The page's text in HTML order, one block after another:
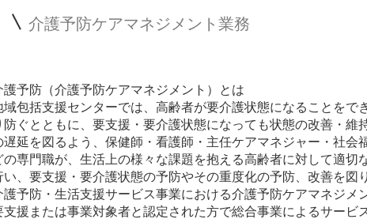
介護予防ケアマネジメント業務
護予防（介護予防ケアマネジメント）とは
域包括支援センターでは、高齢者が要介護状態になることをで
防ぐとともに、要支援・要介護状態になっても状態の改善・維
遅延を図るよう、保健師・看護師・主任ケアマネジャー・社会
の専門職が、生活上の様々な課題を抱える高齢者に対して適切
い、要支援・要介護状態の予防やその重度化の予防、改善を図
護予防・生活支援サービス事業における介護予防ケアマネジメ
支援または事業対象者と認定された方で総合事業によるサービ